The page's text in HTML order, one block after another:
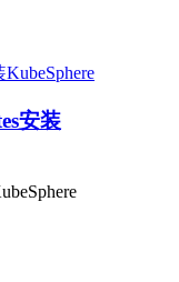
安装